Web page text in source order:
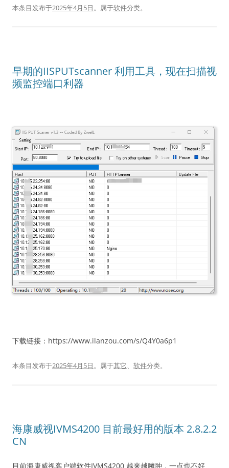
本条目发布于2025年4月5日。属于软件分类。
早期的IISPUTscanner 利用工具，现在扫描视
频监控端口利器
下载链接：https://www.ilanzou.com/s/Q4Y0a6p1
本条目发布于2025年4月5日。属于其它、 软件分类。
海康威视IVMS4200 目前最好用的版本 2.8.2.2
CN
目前海康威视客户端软件IVMS4200 越来越臃肿，一点也不好